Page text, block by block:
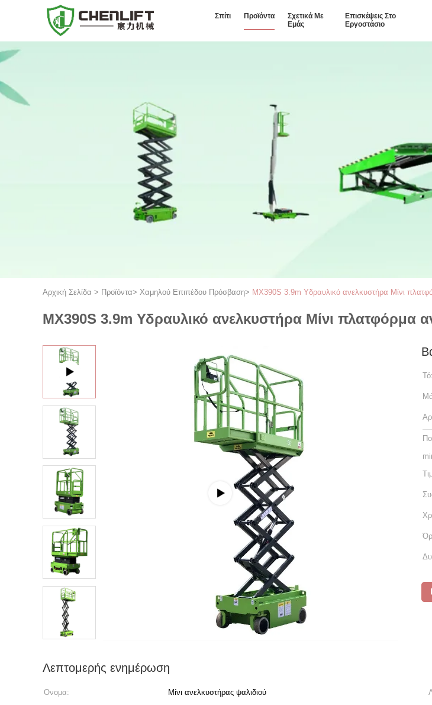
Σπίτι Προϊόντα
Σχετικά Με
Εμάς
Επισκέψεις Στο
Εργοστάσιο
Αρχική Σελίδα > Προϊόντα> Χαμηλού Επιπέδου Πρόσβαση> MX390S 3.9m Υδραυλικό ανελκυστήρα Μίνι
MX390S 3.9m Υδραυλικό ανελκυστήρα Μίνι πλατφόρμα
Λεπτομερής ενημέρωση
Ονομα: Μίνι ανελκυστήρας ψαλιδιού